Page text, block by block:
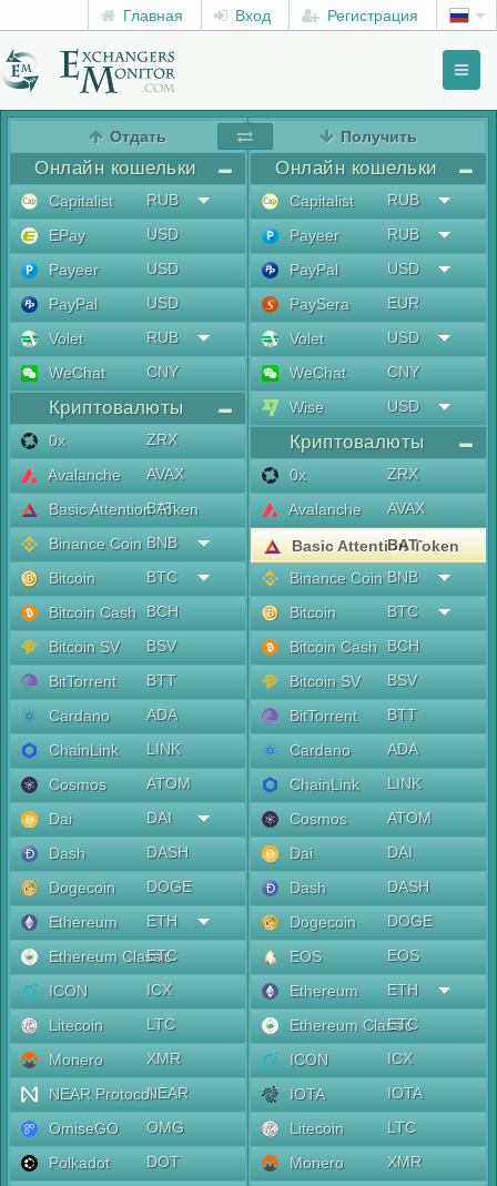
Главная Вход Регистрация
Отдать
Онлайн кошельки
Capitalist
RUB
EPay
USD
Payeer
USD
PayPal
USD
Volet
RUB
WeChat
CNY
Криптовалюты
0x
ZRX
Avalanche
AVAX
Basic Attention Token
BAT
Binance Coin BNB
Bitcoin
BTC
Bitcoin Cash
BCH
Bitcoin SV
BSV
BitTorrent
BTT
Cardano
ADA
ChainLink
LINK
Cosmos
ATOM
Dai
DAI
Dash
DASH
Dogecoin
DOGE
Ethereum
ETH
Ethereum Classic
ETC
ICON
ICX
Litecoin
LTC
Monero
XMR
NEAR ProtocolNEAR
OmiseGO
OMG
Polkadot
DOT
Получить
Онлайн кошельки
Capitalist
RUB
Payeer
RUB
PayPal
USD
PaySera
EUR
Volet
USD
WeChat
CNY
Wise
USD
Криптовалюты
0x
ZRX
Avalanche
AVAX
Basic Attention Token
BAT
Binance Coin BNB
Bitcoin
BTC
Bitcoin Cash
BCH
Bitcoin SV
BSV
BitTorrent
BTT
Cardano
ADA
ChainLink
LINK
Cosmos
ATOM
Dai
DAI
Dash
DASH
Dogecoin
DOGE
EOS
EOS
Ethereum
ETH
Ethereum Classic
ETC
ICON
ICX
IOTA
IOTA
Litecoin
LTC
Monero
XMR